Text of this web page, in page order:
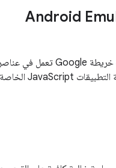
اعتبارًا من منتصف أيار (مايو)، لن تتضمّن إصدارات Android Emulator الأقدم من الإصدار 34.2.13 خريطة Google تعمل في عناصر
التحكّم الموسّعة، لأنّ المحاكيات القديمة تتضمّن إصدارًا من Chromium غير متوافق مع واجهة برمجة التطبيقات JavaScript الخاصة